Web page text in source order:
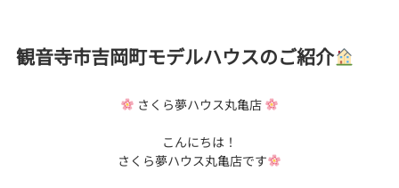
店
観音寺市吉岡町モデルハウスのご紹介
さくら夢ハウス丸亀店
こんにちは！
さくら夢ハウス丸亀店です